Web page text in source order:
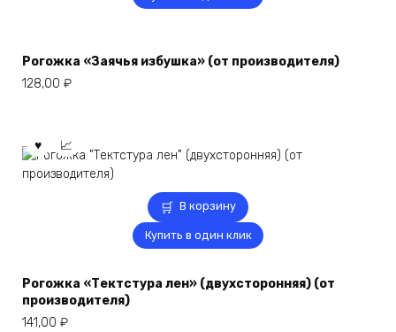
Рогожка «Заячья избушка» (от производителя)
128,00 ₽
В корзину
Купить в один клик
Рогожка «Тектстура лен» (двухсторонняя) (от
производителя)
141,00 ₽